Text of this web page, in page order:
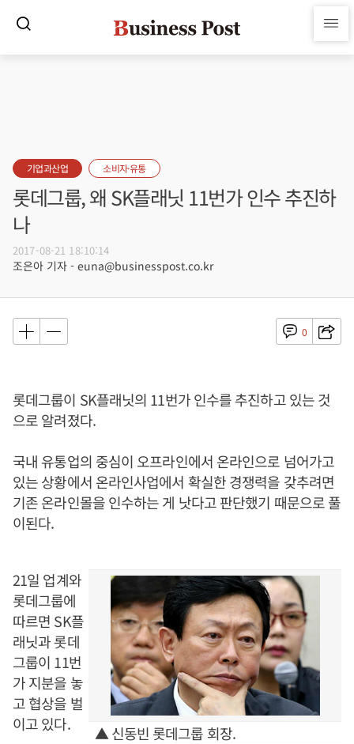
기업과산업 소비자·유통
롯데그룹, 왜 SK플래닛 11번가 인수 추진하
나
2017-08-21 18:10:14
조은아 기자 - euna@businesspost.co.kr
0
롯데그룹이 SK플래닛의 11번가 인수를 추진하고 있는 것
으로 알려졌다.
국내 유통업의 중심이 오프라인에서 온라인으로 넘어가고
있는 상황에서 온라인사업에서 확실한 경쟁력을 갖추려면
기존 온라인몰을 인수하는 게 낫다고 판단했기 때문으로 풀
이된다.
▲ 신동빈 롯데그룹 회장.
21일 업계와
롯데그룹에
따르면 SK플
래닛과 롯데
그룹이 11번
가 지분을 놓
고 협상을 벌
이고 있다.